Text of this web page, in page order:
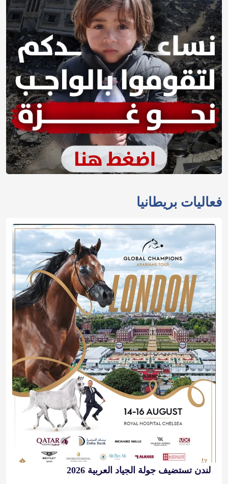
فعاليات بريطانيا
لندن تستضيف جولة الجياد العربية 2026
2026-08-14 10:00:00